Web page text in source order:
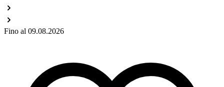
Fino al 09.08.2026